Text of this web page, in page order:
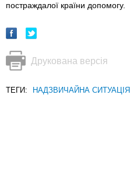
постраждалої країни допомогу.
Друкована версія
ТЕГИ: НАДЗВИЧАЙНА СИТУАЦІЯ